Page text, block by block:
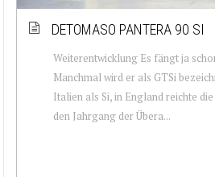
DETOMASO PANTERA 90 SI
Weiterentwicklung Es fängt ja
Manchmal wird er als GTSi
Italien als Si, in England reichte
den Jahrgang der Übera...